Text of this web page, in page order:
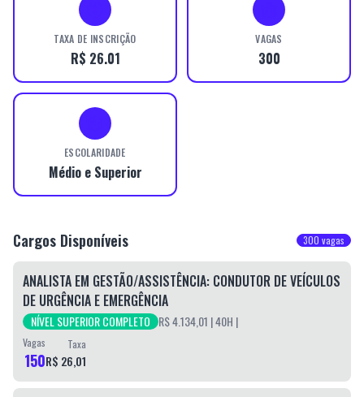
TAXA DE INSCRIÇÃO
R$ 26.01
VAGAS
300
ESCOLARIDADE
Médio e Superior
Cargos Disponíveis 300 vagas
ANALISTA EM GESTÃO/ASSISTÊNCIA: CONDUTOR DE VEÍCULOS
DE URGÊNCIA E EMERGÊNCIA
NÍVEL SUPERIOR COMPLETO R$ 4.134,01 | 40H |
Vagas
150
Taxa
R$ 26,01